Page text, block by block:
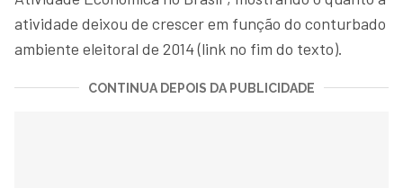
atividade deixou de crescer em função do conturbado
ambiente eleitoral de 2014 (link no fim do texto).
CONTINUA DEPOIS DA PUBLICIDADE